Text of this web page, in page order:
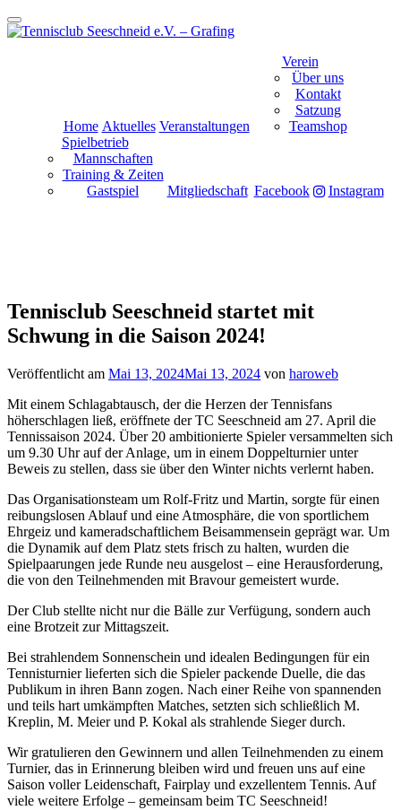
Schalte
Navigation
Home Aktuelles Veranstaltungen
Verein
Über uns
Kontakt
Satzung
Teamshop
Spielbetrieb
Mannschaften
Training & Zeiten
Gastspiel
Mitgliedschaft Facebook Instagram
Tennisclub Seeschneid startet mit
Schwung in die Saison 2024!
Veröffentlicht am Mai 13, 2024Mai 13, 2024 von haroweb
Mit einem Schlagabtausch, der die Herzen der Tennisfans
höherschlagen ließ, eröffnete der TC Seeschneid am 27. April die
Tennissaison 2024. Über 20 ambitionierte Spieler versammelten sich
um 9.30 Uhr auf der Anlage, um in einem Doppelturnier unter
Beweis zu stellen, dass sie über den Winter nichts verlernt haben.
Das Organisationsteam um Rolf-Fritz und Martin, sorgte für einen
reibungslosen Ablauf und eine Atmosphäre, die von sportlichem
Ehrgeiz und kameradschaftlichem Beisammensein geprägt war. Um
die Dynamik auf dem Platz stets frisch zu halten, wurden die
Spielpaarungen jede Runde neu ausgelost – eine Herausforderung,
die von den Teilnehmenden mit Bravour gemeistert wurde.
Der Club stellte nicht nur die Bälle zur Verfügung, sondern auch
eine Brotzeit zur Mittagszeit.
Bei strahlendem Sonnenschein und idealen Bedingungen für ein
Tennisturnier lieferten sich die Spieler packende Duelle, die das
Publikum in ihren Bann zogen. Nach einer Reihe von spannenden
und teils hart umkämpften Matches, setzten sich schließlich M.
Kreplin, M. Meier und P. Kokal als strahlende Sieger durch.
Wir gratulieren den Gewinnern und allen Teilnehmenden zu einem
Turnier, das in Erinnerung bleiben wird und freuen uns auf eine
Saison voller Leidenschaft, Fairplay und exzellentem Tennis. Auf
viele weitere Erfolge – gemeinsam beim TC Seeschneid!